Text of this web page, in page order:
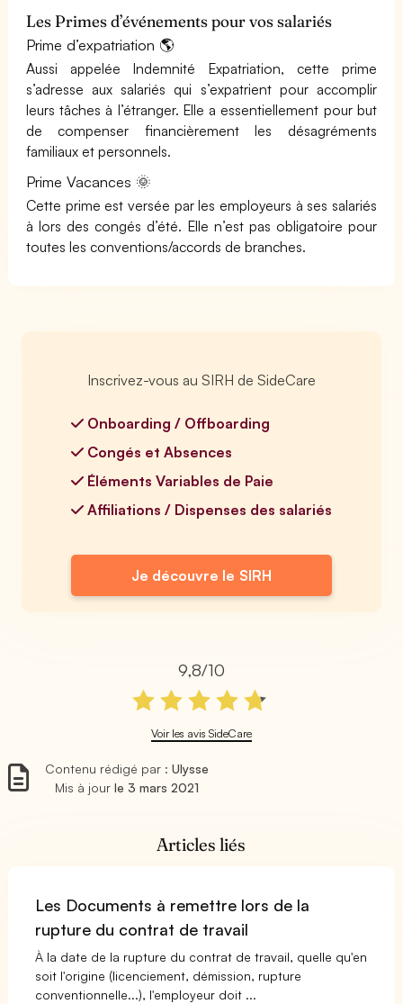
Les Primes d’événements pour vos salariés
Prime d’expatriation 🌎
Aussi appelée Indemnité Expatriation, cette prime
s’adresse aux salariés qui s’expatrient pour accomplir
leurs tâches à l’étranger. Elle a essentiellement pour but
de compenser financièrement les désagréments
familiaux et personnels.
Prime Vacances 🌞
Cette prime est versée par les employeurs à ses salariés
à lors des congés d’été. Elle n’est pas obligatoire pour
toutes les conventions/accords de branches.
Inscrivez-vous au SIRH de SideCare
Onboarding / Offboarding
Congés et Absences
Éléments Variables de Paie
Affiliations / Dispenses des salariés
Je découvre le SIRH
9,8/10
Voir les avis SideCare
Contenu rédigé par :Ulysse
Mis à jourle 3 mars 2021
Articles liés
Les Documents à remettre lors de la
rupture du contrat de travail
À la date de la rupture du contrat de travail, quelle qu'en
soit l'origine (licenciement, démission, rupture
conventionnelle...), l'employeur doit ...